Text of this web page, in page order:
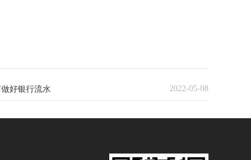
2022-05-08
好银行流水